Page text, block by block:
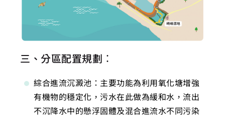
三、分區配置規劃：
綜合進流沉澱池：主要功能為利用氧化塘增強
有機物的穩定化，污水在此做為緩和水，流出
不沉降水中的懸浮固體及混合進流水不同污染